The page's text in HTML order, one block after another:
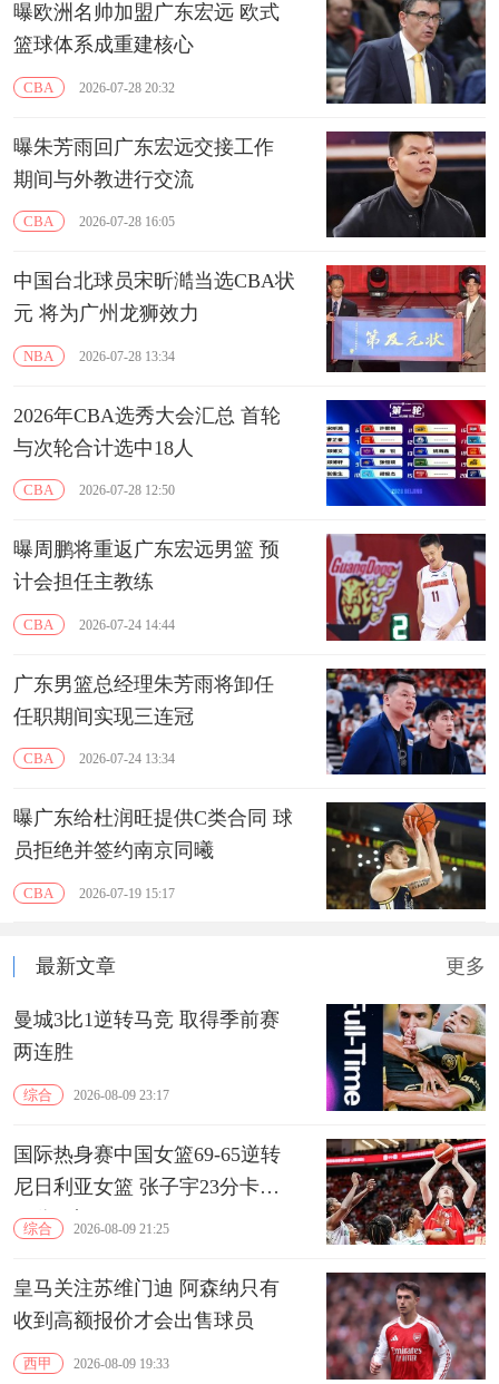
曝欧洲名帅加盟广东宏远 欧式
篮球体系成重建核心
CBA 2026-07-28 20:32
曝朱芳雨回广东宏远交接工作
期间与外教进行交流
CBA 2026-07-28 16:05
中国台北球员宋昕澔当选CBA状
元 将为广州龙狮效力
NBA 2026-07-28 13:34
2026年CBA选秀大会汇总 首轮
与次轮合计选中18人
CBA 2026-07-28 12:50
曝周鹏将重返广东宏远男篮 预
计会担任主教练
CBA 2026-07-24 14:44
广东男篮总经理朱芳雨将卸任
任职期间实现三连冠
CBA 2026-07-24 13:34
曝广东给杜润旺提供C类合同 球
员拒绝并签约南京同曦
CBA 2026-07-19 15:17
最新文章 更多
曼城3比1逆转马竞 取得季前赛
两连胜
综合 2026-08-09 23:17
国际热身赛中国女篮69-65逆转
尼日利亚女篮 张子宇23分卡鲁
13分3助
综合 2026-08-09 21:25
皇马关注苏维门迪 阿森纳只有
收到高额报价才会出售球员
西甲 2026-08-09 19:33